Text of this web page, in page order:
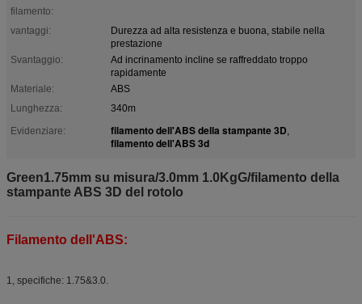
filamento:
vantaggi:
Durezza ad alta resistenza e buona, stabile nella
prestazione
Svantaggio:
Ad incrinamento incline se raffreddato troppo
rapidamente
Materiale:
ABS
Lunghezza:
340m
Evidenziare:
filamento dell'ABS della stampante 3D,
filamento dell'ABS 3d
Green1.75mm su misura/3.0mm 1.0KgG/filamento della
stampante ABS 3D del rotolo
Filamento dell'ABS:
1, specifiche: 1.75&3.0.